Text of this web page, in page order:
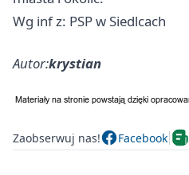
Wg inf z: PSP w Siedlcach
Autor:krystian
Zaobserwuj nas! Facebook